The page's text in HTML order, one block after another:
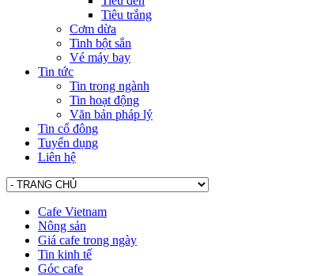
Tiêu trắng
Cơm dừa
Tinh bột sắn
Vé máy bay
Tin tức
Tin trong ngành
Tin hoạt động
Văn bản pháp lý
Tin cổ đông
Tuyển dụng
Liên hệ
Cafe Vietnam
Nông sản
Giá cafe trong ngày
Tin kinh tế
Góc cafe